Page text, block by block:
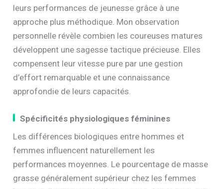
leurs performances de jeunesse grâce à une
approche plus méthodique. Mon observation
personnelle révèle combien les coureuses matures
développent une sagesse tactique précieuse. Elles
compensent leur vitesse pure par une gestion
d’effort remarquable et une connaissance
approfondie de leurs capacités.
Spécificités physiologiques féminines
Les différences biologiques entre hommes et
femmes influencent naturellement les
performances moyennes. Le pourcentage de masse
grasse généralement supérieur chez les femmes